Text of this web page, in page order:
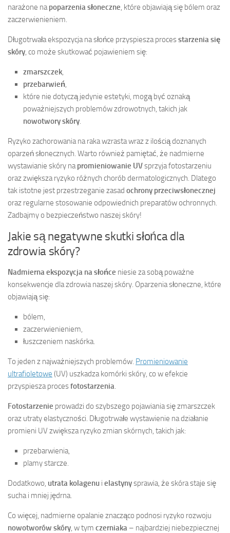
narażone napoparzenia słoneczne, które objawiają się bólem oraz
zaczerwienieniem.
Długotrwała ekspozycja na słońce przyspiesza processtarzenia się
skóry, co może skutkować pojawieniem się:
zmarszczek,
przebarwień,
które nie dotyczą jedynie estetyki, mogą być oznaką
poważniejszych problemów zdrowotnych, takich jak
nowotwory skóry.
Ryzyko zachorowania na raka wzrasta wraz z ilością doznanych
oparzeń słonecznych. Warto również pamiętać, że nadmierne
wystawianie skóry napromieniowanie UVsprzyja fotostarzeniu
oraz zwiększa ryzyko różnych chorób dermatologicznych. Dlatego
tak istotne jest przestrzeganie zasad ochrony przeciwsłonecznej
oraz regularne stosowanie odpowiednich preparatów ochronnych.
Zadbajmy o bezpieczeństwo naszej skóry!
Jakie są negatywne skutki słońca dla
zdrowia skóry?
Nadmierna ekspozycja na słońce niesie za sobą poważne
konsekwencje dla zdrowia naszej skóry. Oparzenia słoneczne, które
objawiają się:
bólem,
zaczerwienieniem,
łuszczeniem naskórka.
To jeden z najważniejszych problemów. Promieniowanie
ultrafioletowe (UV) uszkadza komórki skóry, co w efekcie
przyspiesza procesfotostarzenia.
Fotostarzenie prowadzi do szybszego pojawiania się zmarszczek
oraz utraty elastyczności. Długotrwałe wystawienie na działanie
promieni UV zwiększa ryzyko zmian skórnych, takich jak:
przebarwienia,
plamy starcze.
Dodatkowo, utrata kolagenu i elastynysprawia, że skóra staje się
sucha i mniej jędrna.
Co więcej, nadmierne opalanie znacząco podnosi ryzyko rozwoju
nowotworów skóry, w tym czerniaka – najbardziej niebezpiecznej